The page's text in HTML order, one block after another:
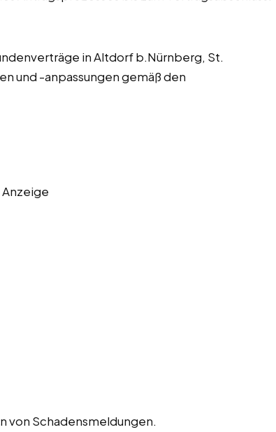
in Altdorf b.Nürnberg, St.
und -anpassungen gemäß den
Anzeige
von Schadensmeldungen.